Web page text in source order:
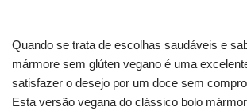
Quando se trata de escolhas saudáveis e
mármore sem glúten vegano é uma
satisfazer o desejo por um doce sem
Esta versão vegana do clássico bolo